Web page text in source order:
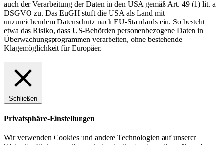
auch der Verarbeitung der Daten in den USA gemäß Art. 49 (1) lit. a
DSGVO zu. Das EuGH stuft die USA als Land mit
unzureichendem Datenschutz nach EU-Standards ein. So besteht
etwa das Risiko, dass US-Behörden personenbezogene Daten in
Überwachungsprogrammen verarbeiten, ohne bestehende
Klagemöglichkeit für Europäer.
Schließen
Privatsphäre-Einstellungen
Wir verwenden Cookies und andere Technologien auf unserer